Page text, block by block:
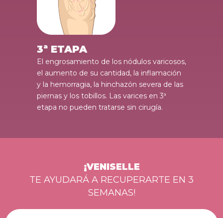
3ª ETAPA
El engrosamiento de los nódulos varicosos,
el aumento de su cantidad, la inflamación
y la hemorragia, la hinchazón severa de las
piernas y los tobillos. Las varices en 3ª
etapa no pueden tratarse sin cirugía.
¡VENISELLE
TE AYUDARÁ A RECUPERARTE EN 3
SEMANAS!